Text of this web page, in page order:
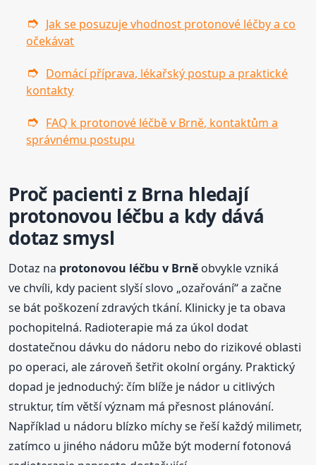
Jak se posuzuje vhodnost protonové léčby a co
očekávat
Domácí příprava, lékařský postup a praktické
kontakty
FAQ k protonové léčbě v Brně, kontaktům a
správnému postupu
Proč pacienti z Brna hledají
protonovou léčbu a kdy dává
dotaz smysl
Dotaz na protonovou léčbu v Brně obvykle vzniká
ve chvíli, kdy pacient slyší slovo „ozařování“ a začne
se bát poškození zdravých tkání. Klinicky je ta obava
pochopitelná. Radioterapie má za úkol dodat
dostatečnou dávku do nádoru nebo do rizikové oblasti
po operaci, ale zároveň šetřit okolní orgány. Praktický
dopad je jednoduchý: čím blíže je nádor u citlivých
struktur, tím větší význam má přesnost plánování.
Například u nádoru blízko míchy se řeší každý milimetr,
zatímco u jiného nádoru může být moderní fotonová